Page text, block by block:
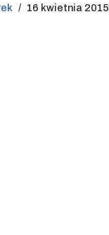
16 kwietnia 2015